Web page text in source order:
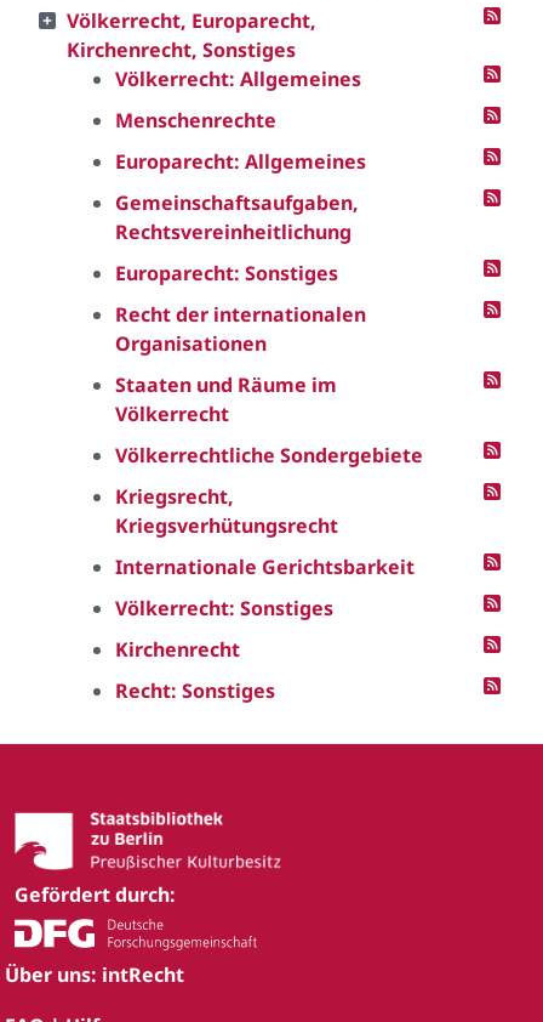
Völkerrecht, Europarecht,
Kirchenrecht, Sonstiges
Völkerrecht: Allgemeines
Menschenrechte
Europarecht: Allgemeines
Gemeinschaftsaufgaben,
Rechtsvereinheitlichung
Europarecht: Sonstiges
Recht der internationalen
Organisationen
Staaten und Räume im
Völkerrecht
Völkerrechtliche Sondergebiete
Kriegsrecht,
Kriegsverhütungsrecht
Internationale Gerichtsbarkeit
Völkerrecht: Sonstiges
Kirchenrecht
Recht: Sonstiges
Gefördert durch:
Über uns: intRecht